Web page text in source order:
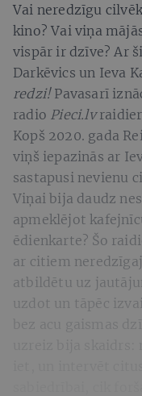
Vai neredzīgu
kino? Vai viņa
vispār ir dzīve? Ar
Darkēvics un Ieva
redzi!Pavasarī
radio Pieci.lv
Kopš 2020. gada
viņš iepazinās ar
sastapusi nevienu
Viņai bija daudz
apmeklējot
ēdienkarte? Šo
ar citiem
atbildētu uz
uzdot un tāpēc
bez acu gaismas